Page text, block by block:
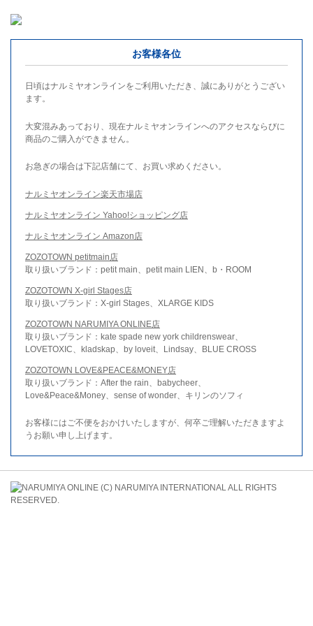
お客様各位
日頃はナルミヤオンラインをご利用いただき、誠にありがとうござい
ます。
大変混みあっており、現在ナルミヤオンラインへのアクセスならびに
商品のご購入ができません。
お急ぎの場合は下記店舗にて、お買い求めください。
ナルミヤオンライン楽天市場店
ナルミヤオンライン Yahoo!ショッピング店
ナルミヤオンライン Amazon店
ZOZOTOWN petitmain店
取り扱いブランド：petit main、petit main LIEN、b・ROOM
ZOZOTOWN X-girl Stages店
取り扱いブランド：X-girl Stages、XLARGE KIDS
ZOZOTOWN NARUMIYA ONLINE店
取り扱いブランド：kate spade new york childrenswear、
LOVETOXIC、kladskap、by loveit、Lindsay、BLUE CROSS
ZOZOTOWN LOVE&PEACE&MONEY店
取り扱いブランド：After the rain、babycheer、
Love&Peace&Money、sense of wonder、キリンのソフィ
お客様にはご不便をおかけいたしますが、何卒ご理解いただきますよ
うお願い申し上げます。